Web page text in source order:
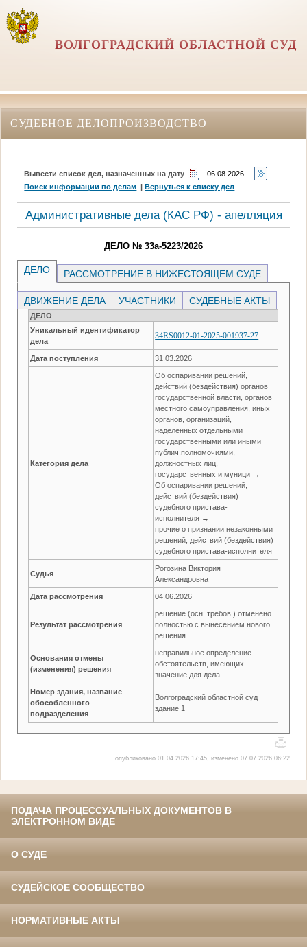
ВОЛГОГРАДСКИЙ ОБЛАСТНОЙ СУД
СУДЕБНОЕ ДЕЛОПРОИЗВОДСТВО
Вывести список дел, назначенных на дату
Поиск информации по делам |Вернуться к списку дел
Административные дела (КАC РФ) - апелляция
ДЕЛО № 33а-5223/2026
ДЕЛО РАССМОТРЕНИЕ В НИЖЕСТОЯЩЕМ СУДЕ
ДВИЖЕНИЕ ДЕЛА УЧАСТНИКИ СУДЕБНЫЕ АКТЫ
ДЕЛО
Уникальный идентификатор
дела
34RS0012-01-2025-001937-27
Дата поступления 31.03.2026
Категория дела
Об оспаривании решений,
действий (бездействия) органов
государственной власти, органов
местного самоуправления, иных
органов, организаций,
наделенных отдельными
государственными или иными
публич.полномочиями,
должностных лиц,
государственных и муници →
Об оспаривании решений,
действий (бездействия)
судебного пристава-
исполнителя →
прочие о признании незаконными
решений, действий (бездействия)
судебного пристава-исполнителя
Судья
Рогозина Виктория
Александровна
Дата рассмотрения 04.06.2026
Результат рассмотрения
решение (осн. требов.) отменено
полностью с вынесением нового
решения
Основания отмены
(изменения) решения
неправильное определение
обстоятельств, имеющих
значение для дела
Номер здания, название
обособленного
подразделения
Волгоградский областной суд
здание 1
опубликовано 01.04.2026 17:45, изменено 07.07.2026 06:22
ПОДАЧА ПРОЦЕССУАЛЬНЫХ ДОКУМЕНТОВ В
ЭЛЕКТРОННОМ ВИДЕ
О СУДЕ
СУДЕЙСКОЕ СООБЩЕСТВО
НОРМАТИВНЫЕ АКТЫ